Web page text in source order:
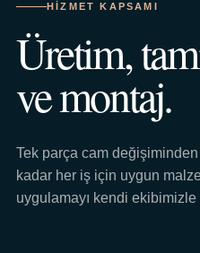
HIZMET KAPSAMI
Üretim,
ve montaj.
Tek parça cam
kadar her iş için uygun
uygulamayı kendi ekibimizle